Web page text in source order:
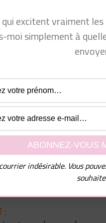
vous,deuxième
vous amoureux,réussir
date,premier
rdv amoureux,premier
premier rdv,rendez
galant
:
excitent vraiment
moi simplement à
indésirable. Vous